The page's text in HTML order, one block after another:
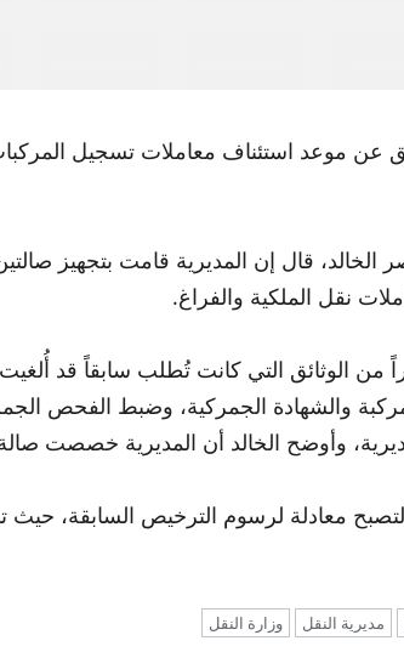
عن موعد استئناف معاملات تسجيل
الخالد، قال إن المديرية قامت بتجهيز
نقل الملكية والفراغ.
من الوثائق التي كانت تُطلب سابقاً قد
والشهادة الجمركية، وضبط الفحص
وأوضح الخالد أن المديرية خصصت
مديرية النقل وزارة النقل